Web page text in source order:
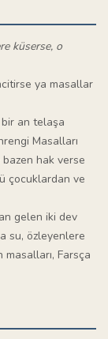
küserse, o
ya masallar
an telaşa
Masalları
hak verse
çocuklardan ve
gelen iki dev
su, özleyenlere
masalları, Farsça